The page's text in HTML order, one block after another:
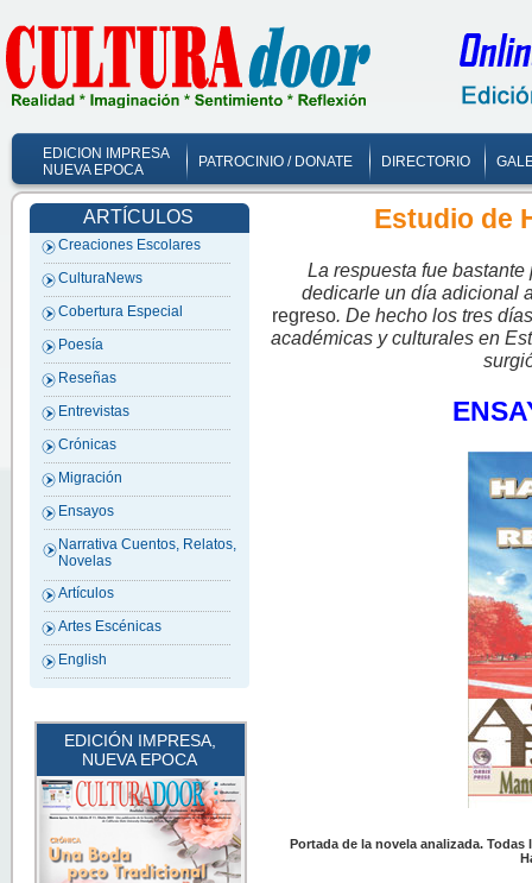
EDICION IMPRESA
NUEVA EPOCA
PATROCINIO / DONATE DIRECTORIO
ARTÍCULOS
Creaciones Escolares
CulturaNews
Cobertura Especial
Poesía
Reseñas
Entrevistas
Crónicas
Migración
Ensayos
Narrativa Cuentos, Relatos,
Novelas
Artículos
Artes Escénicas
English
EDICIÓN IMPRESA,
NUEVA EPOCA
Estudio de
La respuesta fue
dedicarle un día adicional
regreso. De hecho los tres
académicas y culturales en
Portada de la novela analizada.